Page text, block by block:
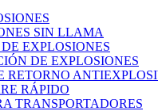
SIN LLAMA
EXPLOSIONES
DE EXPLOSIONES
RETORNO
RÁPIDO
TRANSPORTADORES